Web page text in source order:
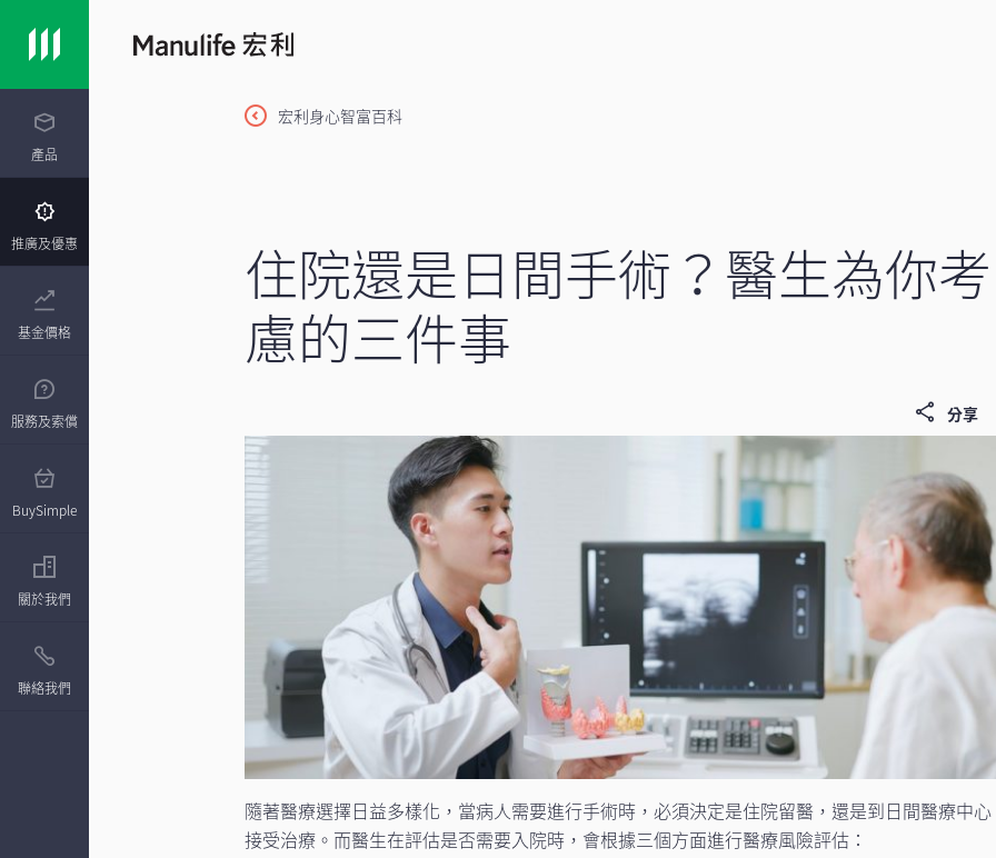
產品
推廣及優惠
基金價格
服務及索償
BuySimple
關於我們
聯絡我們
宏利身心智富百科
住院還是日間手術？醫生為你考
慮的三件事
分享
隨著醫療選擇日益多樣化，當病人需要進行手術時，必須決定是住院留醫，還是到日間醫療中心
接受治療。而醫生在評估是否需要入院時，會根據三個方面進行醫療風險評估：